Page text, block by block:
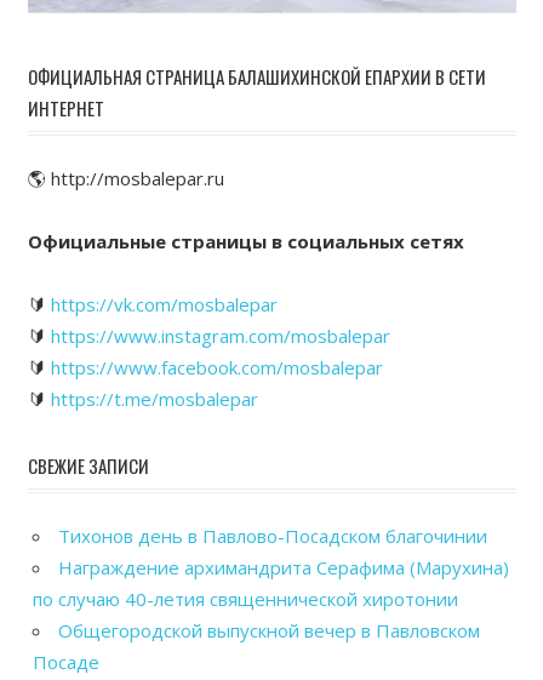
ОФИЦИАЛЬНАЯ СТРАНИЦА БАЛАШИХИНСКОЙ ЕПАРХИИ В СЕТИ
ИНТЕРНЕТ
🌎 http://mosbalepar.ru
Официальные страницы в социальных сетях
🔰 https://vk.com/mosbalepar
🔰 https://www.instagram.com/mosbalepar
🔰 https://www.facebook.com/mosbalepar
🔰 https://t.me/mosbalepar
СВЕЖИЕ ЗАПИСИ
Тихонов день в Павлово-Посадском благочинии
Награждение архимандрита Серафима (Марухина)
по случаю 40-летия священнической хиротонии
Общегородской выпускной вечер в Павловском
Посаде